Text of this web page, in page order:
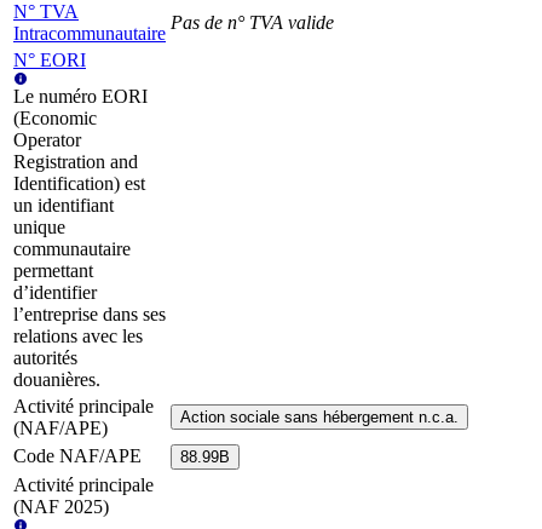
N° TVA
Intracommunautaire
Pas de n° TVA valide
N° EORI
Le numéro EORI
(Economic
Operator
Registration and
Identification) est
un identifiant
unique
communautaire
permettant
d’identifier
l’entreprise dans ses
relations avec les
autorités
douanières.
Activité principale
(NAF/APE)
Action sociale sans hébergement n.c.a.
Code NAF/APE 88.99B
Activité principale
(NAF 2025)